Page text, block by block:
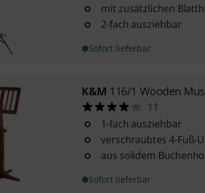
mit zusätzlichen
2-fach ausziehbar
Sofort lieferbar
K&M 116/1 Wooden
11
1-fach ausziehbar
verschraubtes 4-Fuß-
aus solidem
Sofort lieferbar